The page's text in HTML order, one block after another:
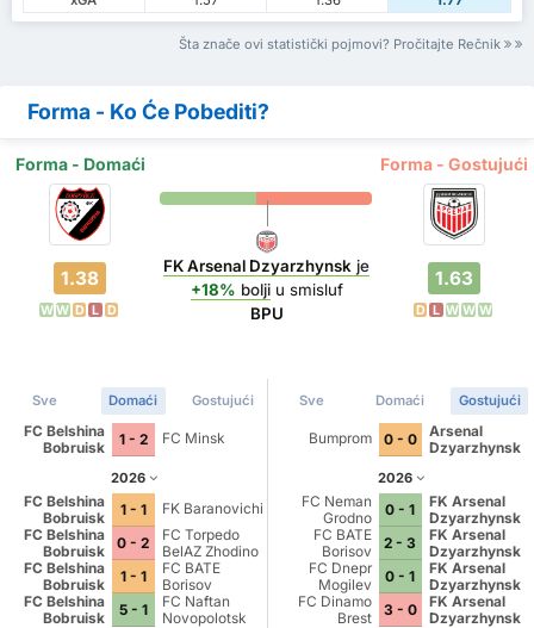
Šta znače ovi statistički pojmovi? Pročitajte Rečnik
Forma - Ko Će Pobediti?
Forma - Domaći Forma - Gostujući
1.38
W W D L D
FK Arsenal Dzyarzhynsk je
+18% boljiu smisluf
BPU
1.63
D L W W W
Sve Domaći Gostujući
FC Belshina
Bobruisk
1 - 2 FC Minsk
2026
FC Belshina
Bobruisk
1 - 1
FK Baranovichi
FC Belshina
Bobruisk
0 - 2
FC Torpedo
BelAZ Zhodino
FC Belshina
Bobruisk
1 - 1
FC BATE
Borisov
FC Belshina
Bobruisk
5 - 1
FC Naftan
Novopolotsk
Sve Domaći Gostujući
Bumprom 0 - 0
Arsenal
Dzyarzhynsk
2026
FC Neman
Grodno
0 - 1
FK Arsenal
Dzyarzhynsk
FC BATE
Borisov
2 - 3
FK Arsenal
Dzyarzhynsk
FC Dnepr
Mogilev
0 - 1
FK Arsenal
Dzyarzhynsk
FC Dinamo
Brest
3 - 0
FK Arsenal
Dzyarzhynsk